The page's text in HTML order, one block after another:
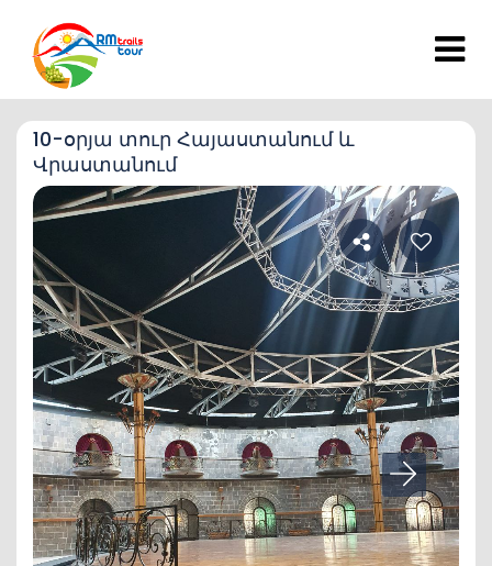
10-օրյա տուր Հայաստանում և
Վրաստանում